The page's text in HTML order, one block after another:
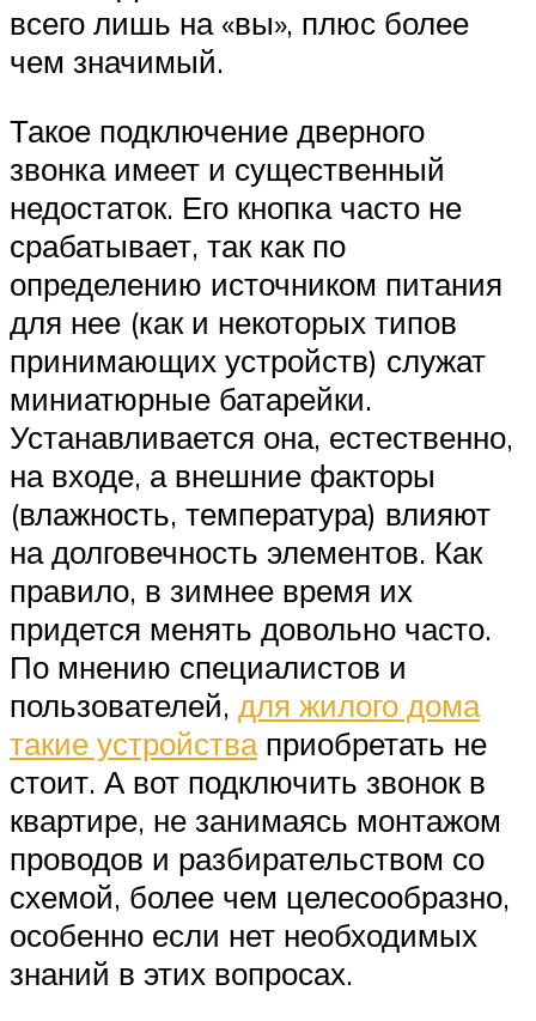
всего лишь на «вы», плюс более
чем значимый.
Такое подключение дверного
звонка имеет и существенный
недостаток. Его кнопка часто не
срабатывает, так как по
определению источником питания
для нее (как и некоторых типов
принимающих устройств) служат
миниатюрные батарейки.
Устанавливается она, естественно,
на входе, а внешние факторы
(влажность, температура) влияют
на долговечность элементов. Как
правило, в зимнее время их
придется менять довольно часто.
По мнению специалистов и
пользователей, для жилого дома
такие устройстваприобретать не
стоит. А вот подключить звонок в
квартире, не занимаясь монтажом
проводов и разбирательством со
схемой, более чем целесообразно,
особенно если нет необходимых
знаний в этих вопросах.